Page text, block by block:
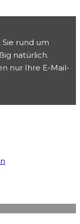
rund um
natürlich.
nur Ihre E-Mail-